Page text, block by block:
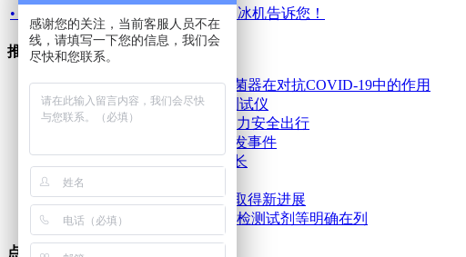
• 片冰机为什么要加盐，兄弟仪器制冰机告诉您！
推荐新闻资讯
智能型压力蒸汽内循环消毒灭菌器在对抗COVID-19中的作用
XD-L8013口罩细菌过滤效率测试仪
激光检测铲除地铁隧道隐患 助力安全出行
应急监测仪器及时应对环境突发事件
水分测定仪助力农作物健康成长
《质谱分析方法通则》发布
光谱法促进海洋塑料垃圾监测取得新进展
科技部再次征集抗疫技术成果,检测试剂等明确在列
点击排行
感谢您的关注，当前客服人员不在
线，请填写一下您的信息，我们会
尽快和您联系。